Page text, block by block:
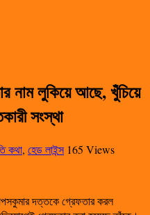
নাম লুকিয়ে আছে, খুঁচিয়ে
সংস্থা
কথা, হেড লাইন্স 165 Views
দত্তকে গ্রেফতার করল